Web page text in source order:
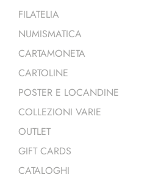
FILATELIA
NUMISMATICA
CARTAMONETA
CARTOLINE
POSTER E LOCANDINE
COLLEZIONI VARIE
OUTLET
GIFT CARDS
CATALOGHI